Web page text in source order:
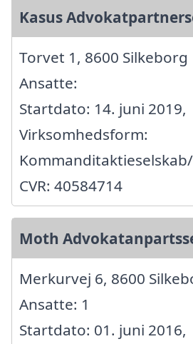
Kasus
Torvet 1, 8600 Silkeborg
Ansatte:
Startdato: 14. juni 2019,
Virksomhedsform:
CVR: 40584714
Moth
Merkurvej 6, 8600
Ansatte: 1
Startdato: 01. juni 2016,